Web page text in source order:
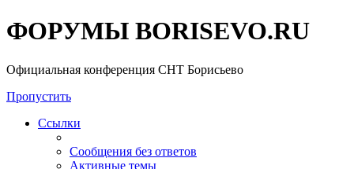
ФОРУМЫ BORISEVO.RU
Официальная конференция СНТ Борисьево
Пропустить
Ссылки
Сообщения без ответов
Активные темы